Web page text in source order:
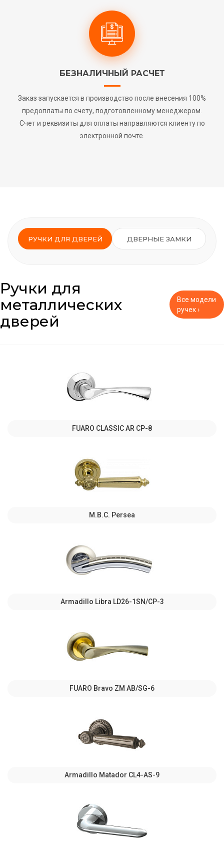
БЕЗНАЛИЧНЫЙ РАСЧЕТ
Заказ запускается в производство после внесения 100%
предоплаты по счету, подготовленному менеджером.
Счет и реквизиты для оплаты направляются клиенту по
электронной почте.
РУЧКИ ДЛЯ ДВЕРЕЙ ДВЕРНЫЕ ЗАМКИ
Ручки для
металлических
дверей
Все модели
ручек ›
FUARO CLASSIC AR CP-8
M.B.C. Persea
Armadillo Libra LD26-1SN/CP-3
FUARO Bravo ZM AB/SG-6
Armadillo Matador CL4-AS-9